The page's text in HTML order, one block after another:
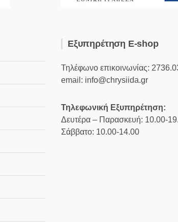
Εξυπηρέτηση E-shop
Τηλέφωνο επικοινωνίας:
email: info@chrysiida.gr
Τηλεφωνική Εξυπηρέτηση:
Δευτέρα – Παρασκευή: 10.00-
Σάββατο: 10.00-14.00